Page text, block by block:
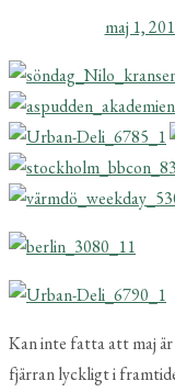
maj 1,
Kan inte fatta att maj är
fjärran lyckligt i